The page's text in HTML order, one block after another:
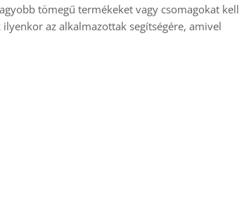
tömegű termékeket vagy csomagokat kell
ilyenkor az alkalmazottak segítségére, amivel